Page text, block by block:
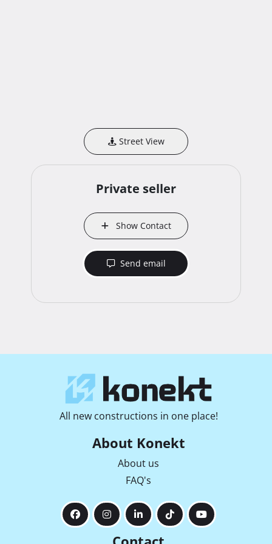
Street View
Private seller
Show Contact
Send email
All new constructions in one place!
About Konekt
About us
FAQ's